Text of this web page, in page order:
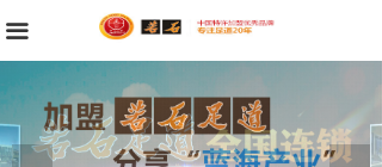
끀首页
公司简介
品牌故事